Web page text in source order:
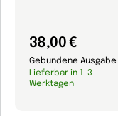
38,00 €
Gebundene Ausgabe
Lieferbar in 1-3
Werktagen